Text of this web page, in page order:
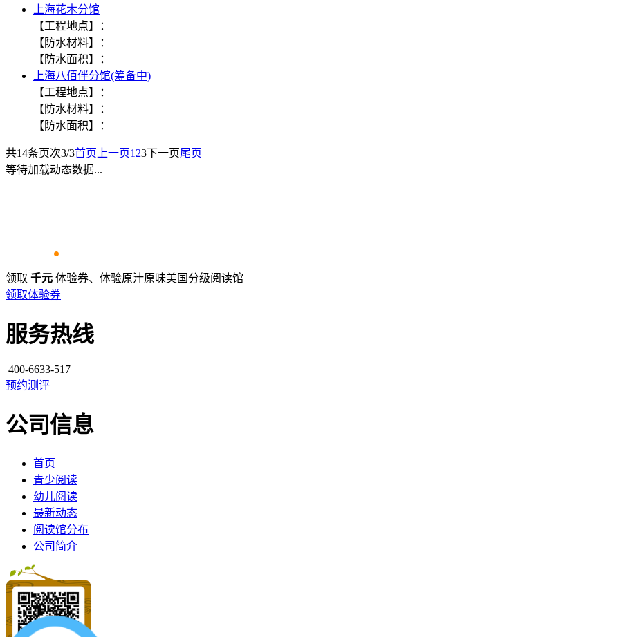
上海花木分馆
【工程地点】：
【防水材料】：
【防水面积】：
上海八佰伴分馆(筹备中)
【工程地点】：
【防水材料】：
【防水面积】：
共14条页次3/3首页 上一页1 23下一页尾页
等待加载动态数据...
领取 千元 体验券、体验原汁原味美国分级阅读馆
领取体验券
服务热线
400-6633-517
预约测评
公司信息
首页
青少阅读
幼儿阅读
最新动态
阅读馆分布
公司简介